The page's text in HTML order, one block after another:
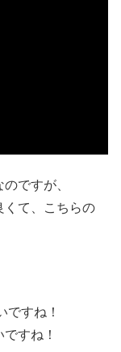
ですが、
くて、こちらの
すね！
すね！